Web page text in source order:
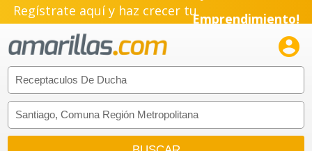
Regístrate aquí y haz crecer tuEmprendimiento!
